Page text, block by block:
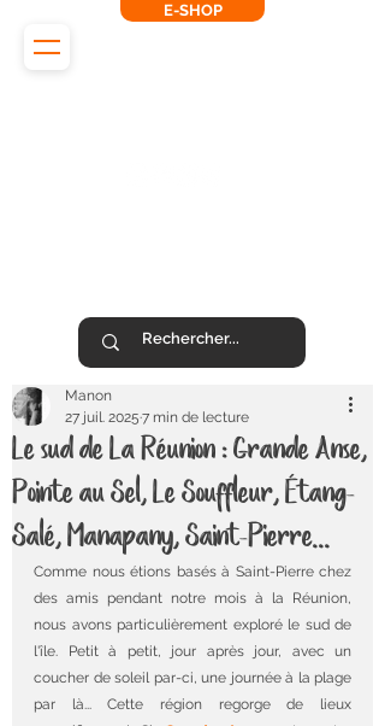
E-SHOP
Le sud de La Réunion : Grande Anse,
Pointe au Sel, Le Souffleur, Étang-
Salé, Manapany, Saint-Pierre...
Manon
27 juil. 2025 7 min de lecture
Comme nous étions basés à Saint-Pierre chez
des amis pendant notre mois à la Réunion,
nous avons particulièrement exploré le sud de
l'île. Petit à petit, jour après jour, avec un
coucher de soleil par-ci, une journée à la plage
par là... Cette région regorge de lieux